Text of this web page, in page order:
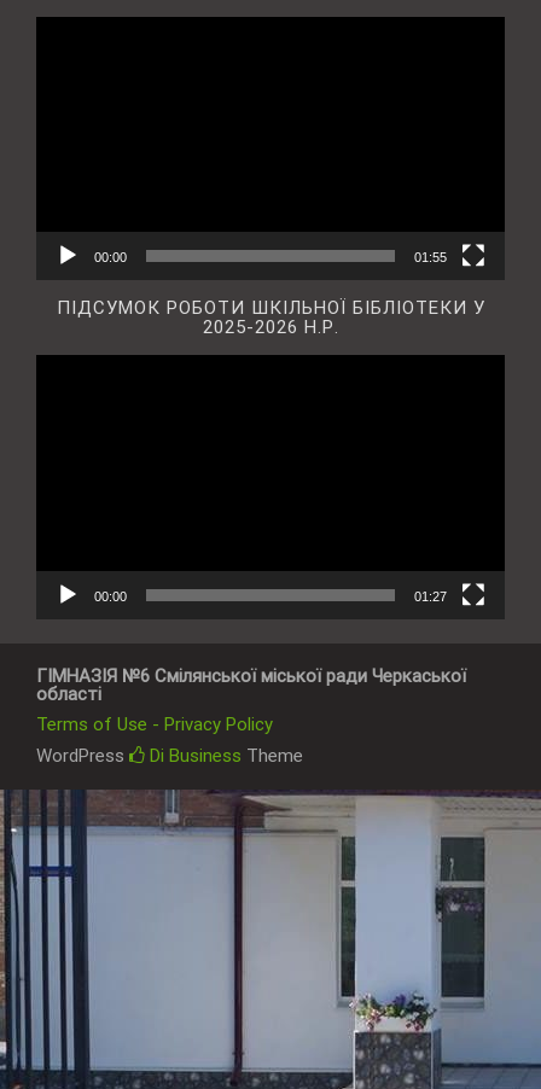
00:00 01:55
ПІДСУМОК РОБОТИ ШКІЛЬНОЇ БІБЛІОТЕКИ У
2025-2026 Н.Р.
00:00 01:27
ГІМНАЗІЯ №6 Смілянської міської ради Черкаської
області
Terms of Use - Privacy Policy
WordPress
Di Business Theme